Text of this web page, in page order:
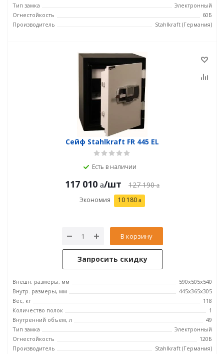
Тип замка
Электронный
Огнестойкость
60Б
Производитель
Stahlkraft (Германия)
Сейф Stahlkraft FR 445 EL
Есть в наличии
117 010 /шт 127 190
Экономия 10 180
В корзину
Запросить скидку
Внешн. размеры, мм
590x505x540
Внутр. размеры, мм
445x365x305
Вес, кг
118
Количество полок
1
Внутренний объем, л
49
Тип замка
Электронный
Огнестойкость
120Б
Производитель
Stahlkraft (Германия)